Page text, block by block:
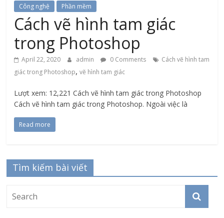
Công nghệ Phần mềm
Cách vẽ hình tam giác
trong Photoshop
April 22, 2020 admin 0 Comments
Cách vẽ hình tam
giác trong Photoshop,vẽ hình tam giác
Lượt xem: 12,221 Cách vẽ hình tam giác trong Photoshop
Cách vẽ hình tam giác trong Photoshop. Ngoài việc là
Read more
Tìm kiếm bài viết